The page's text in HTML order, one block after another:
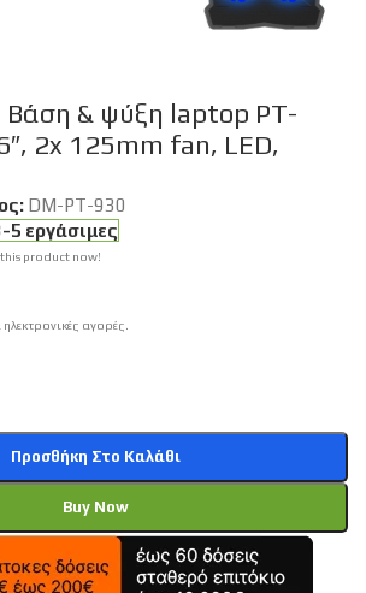
Βάση & ψύξη laptop PT-
2x 125mm fan, LED,
DM-PT-930
5 εργάσιμες
product now!
αγορές.
Προσθήκη Στο Καλάθι
Buy Now